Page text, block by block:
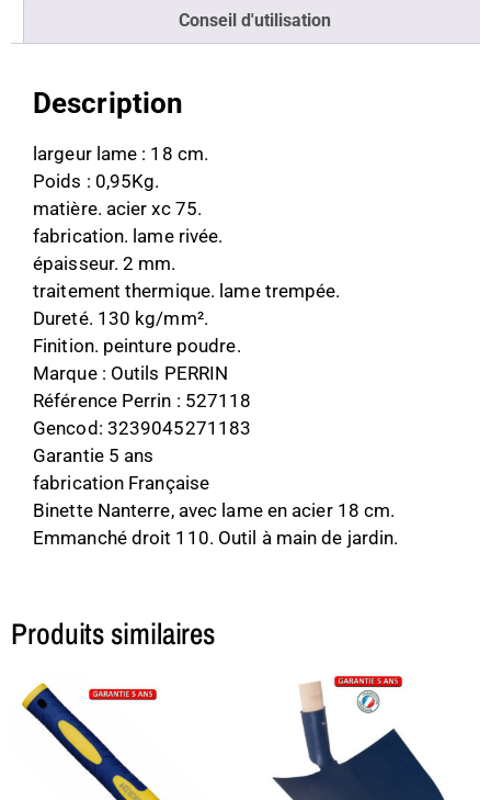
Conseil d'utilisation
Description
largeur lame : 18 cm.
Poids : 0,95Kg.
matière. acier xc 75.
fabrication. lame rivée.
épaisseur. 2 mm.
traitement thermique. lame trempée.
Dureté. 130 kg/mm².
Finition. peinture poudre.
Marque : Outils PERRIN
Référence Perrin : 527118
Gencod: 3239045271183
Garantie 5 ans
fabrication Française
Binette Nanterre, avec lame en acier 18 cm.
Emmanché droit 110. Outil à main de jardin.
Produits similaires